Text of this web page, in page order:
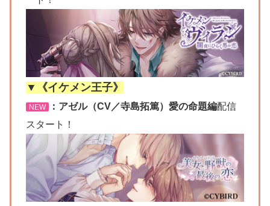
▼《イケメン王子》
NEW ：アゼル（CV／寺島拓篤）愛の命題編配信
スタート！